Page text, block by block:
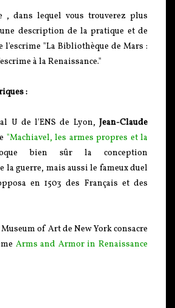
, dans lequel vous trouverez plus
description de la pratique et de
l'escrime "La Bibliothèque de Mars :
à la Renaissance."
:
U de l'ENS de Lyon, Jean-Claude
"Machiavel, les armes propres et la
bien sûr la conception
la guerre, mais aussi le fameux duel
en 1503 des Français et des
of Art de New York consacre
Arms and Armor in Renaissance